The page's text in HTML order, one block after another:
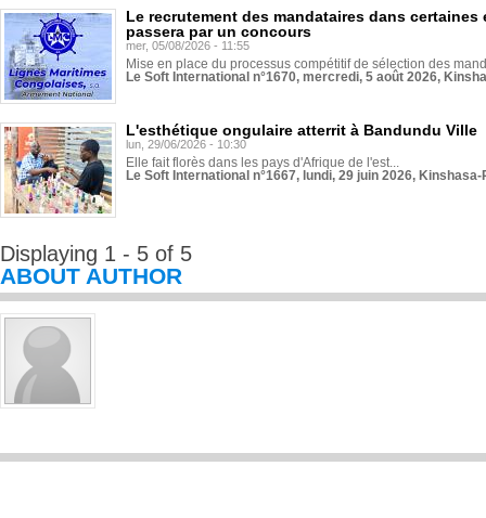
Le recrutement des mandataires dans
passera par un concours
mer, 05/08/2026 - 11:55
Mise en place du processus compétitif de sélection des
Le Soft International n°1670, mercredi, 5 août 2026,
L'esthétique ongulaire atterrit à Bandundu Ville
lun, 29/06/2026 - 10:30
Elle fait florès dans les pays d'Afrique de l'est...
Le Soft International n°1667, lundi, 29 juin 2026,
Displaying 1 - 5 of 5
ABOUT AUTHOR